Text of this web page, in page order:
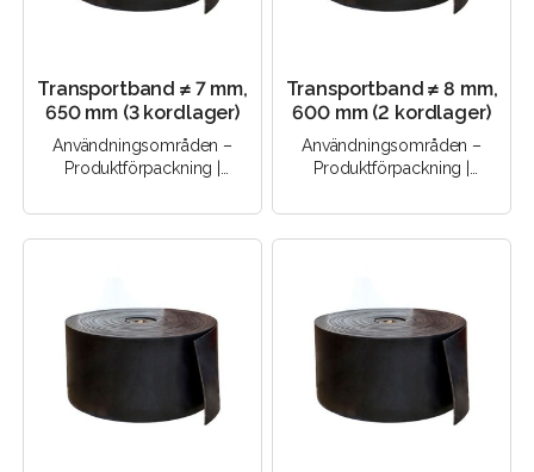
Transportband ≠ 7 mm,
650 mm (3 kordlager)
Användningsområden –
Produktförpackning |
Transportutrustning |
Produktion | Produkt..
Transportband ≠ 8 mm,
600 mm (2 kordlager)
Användningsområden –
Produktförpackning |
Transportutrustning |
Produktion | Produkt..